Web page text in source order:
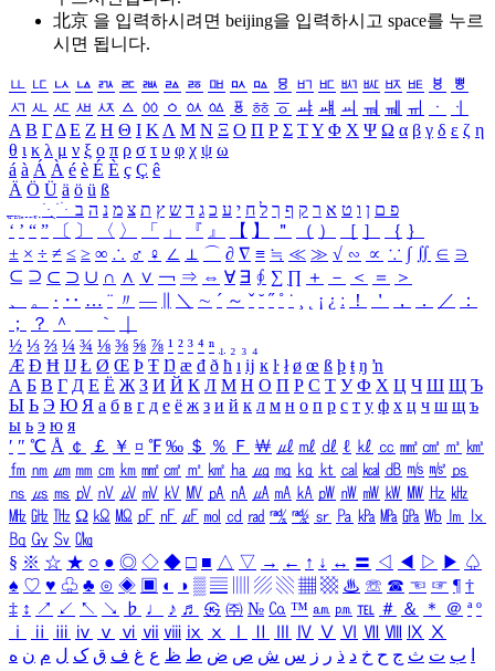
北京 을 입력하시려면 beijing을 입력하시고 space를 누르
시면 됩니다.
ㅥ ㅦ ㅧ ㅨ ㅩ ㅪ ㅫ ㅬ ㅭ ㅮ ㅯ ㅰ ㅱ ㅲ ㅳ ㅴ ㅵ ㅶ ㅷ ㅸ
ㅹ
ㅺ ㅻ ㅼ ㅽ ㅾ ㅿ ㆀ ㆁ ㆂ ㆃ ㆄ ㆅ ㆆ ㆇ ㆈ ㆉ ㆊ ㆋ ㆌ ㆍ
ㆎ
Α Β ΓΔ Ε Ζ Η Θ Ι ΚΛ Μ Ν Ξ Ο Π Ρ Σ ΤΥ Φ Χ Ψ Ω α β γ δ ε ζ η
θ ι κ λ μ ν ξ ο π ρ σ τ υ φ χ ψ ω
á à Á À é è É È ç Ç ê
Ä Ö Ü ä ö ü ß
ִֶֹ ֻּ ׁׂ פ ם ן ו ט א ר ק ף ך ל ח י ע כ ג ד ש ץ ת צ מ נ ה ב
‘ ’ “ ” 〔 〕 〈 〉 「 」 『 』 【 】 ＂ （ ） ［ ］ ｛ ｝
± × ÷ ≠ ≤ ≥ ∞ ∴ ♂ ♀ ∠ ⊥ ⌒ ∂ ∇ ≡ ≒ ≪ ≫ √ ∽ ∝ ∵ ∫ ∬ ∈ ∋
⊆ ⊇ ⊂ ⊃ ∪ ∩ ∧ ∨ ￢ ⇒ ⇔ ∀ ∃ ∮ ∑ ∏ ＋ － ＜ ＝
＞
、
。 · ‥ … ¨ 〃 ― ＼ ∼ ´ ～ ˇ ˘ ˝ ˚ ˙ ¸ ¡ ¿ ː ！ ＇ ， ． ／
：
；
？ ＾ ｀
½ ⅓ ⅔ ¼ ¾ ⅛ ⅜ ⅝ ⅞ ¹ ² ³ ⁴ ⁿ ₁ ₂ ₃ ₄
Æ Ð Ħ Ĳ Ł Ø Œ Þ Ŧ Ŋ æ đ ð ħ ı ĳ ĸ ŀ ł ø œ ß þ ŧ ŋ ŉ
А Б В Г Д Е Ё Ж З И Й К Л М Н О П Р С Т У Ф Х Ц Ч Ш Щ Ъ
Ы Ь Э Ю Я а б в г д е ё ж з и й к л м н о п р с т у ф х ц ч ш щ ъ
ы ь э ю я
′ ″ ℃ Å ￠ ￡ ￥ ¤ ℉ ‰ ＄ ％ Ｆ ￦ ㎕ ㎖ ㎗ ℓ ㎘ ㏄ ㎣ ㎤ ㎥ ㎦
㎙ ㎚ ㎛ ㎜ ㎝ ㎞ ㎟ ㎠ ㎡ ㎢ ㏊ ㎍ ㎎ ㎏ ㏏ ㎈ ㎉ ㏈ ㎧ ㎨ ㎰
㎱ ㎲ ㎳ ㎴ ㎵ ㎶ ㎷ ㎸ ㎹ ㎀ ㎁ ㎂ ㎃ ㎄ ㎺ ㎻ ㎽ ㎾ ㎿ ㎐ ㎑
㎒ ㎓ ㎔ Ω ㏀ ㏁ ㎊ ㎋ ㎌ ㏖ ㏅ ㎭ ㎮ ㎯ ㏛ ㎩ ㎪ ㎫ ㎬ ㏝ ㏐
㏓
㏃ ㏉ ㏜ ㏆
§ ※ ☆ ★ ○ ● ◎ ◇ ◆ □ ■ △ ▽ → ← ↑ ↓ ↔ 〓 ◁ ◀ ▷ ▶ ♤
♠ ♡ ♥ ♧ ♣ ⊙ ◈ ▣ ◐ ◑ ▒ ▤ ▨ ▧ ▦ ▩ ♨ ☏ ☎ ☜ ☞ ¶ †
‡ ↕ ↗ ↙ ↖ ↘ ♭ ♩ ♪ ♬ ㉿ ㈜ № ㏇ ™ ㏂ ㏘ ℡ ＃ ＆ ＊ ＠ ª º
ⅰ
ⅱ ⅲ ⅳ ⅴ ⅵ ⅶ ⅷ ⅸ ⅹ Ⅳ Ⅴ Ⅵ Ⅶ Ⅷ Ⅸ Ⅹ
ب ت ث ج ح خ د ذ ر ز س ش ص ض ط ظ ع غ ف ق ک ل م ن ه